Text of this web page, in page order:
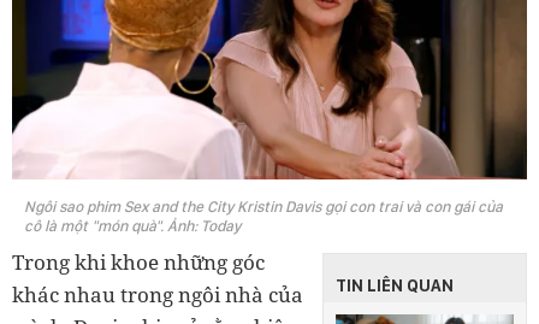
Ngôi sao phim Sex and the City Kristin Davis gọi con trai và con gái của
cô là một "món quà". Ảnh: Today
TIN LIÊN QUAN
Trong khi khoe những góc
khác nhau trong ngôi nhà của